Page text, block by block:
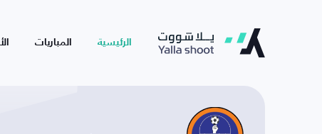
الرئيسية المباريات